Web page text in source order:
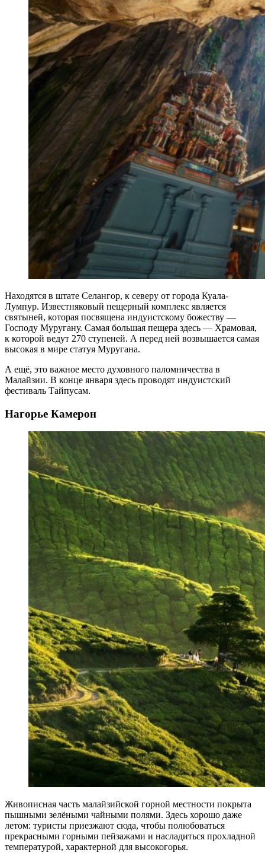
Находятся в штате Селангор, к северу от города Куала-
Лумпур. Известняковый пещерный комплекс является
святыней, которая посвящена индуистскому божеству —
Господу Муругану. Самая большая пещера здесь — Храмовая,
к которой ведут 270 ступеней. А перед ней возвышается самая
высокая в мире статуя Муругана.
А ещё, это важное место духовного паломничества в
Малайзии. В конце января здесь проводят индуистский
фестиваль Тайпусам.
Нагорье Камерон
Живописная часть малайзийской горной местности покрыта
пышными зелёными чайными полями. Здесь хорошо даже
летом: туристы приезжают сюда, чтобы полюбоваться
прекрасными горными пейзажами и насладиться прохладной
температурой, характерной для высокогорья.